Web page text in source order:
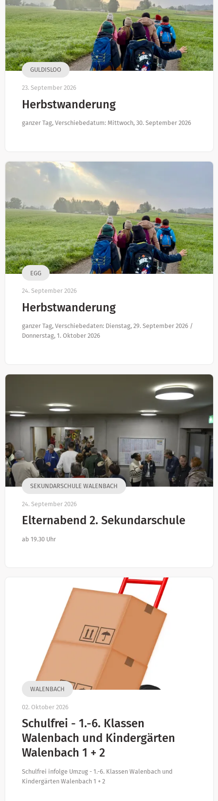
GULDISLOO
23. September 2026
Herbstwanderung
ganzer Tag, Verschiebedatum: Mittwoch, 30. September 2026
EGG
24. September 2026
Herbstwanderung
ganzer Tag, Verschiebedaten: Dienstag, 29. September 2026 /
Donnerstag, 1. Oktober 2026
SEKUNDARSCHULE WALENBACH
24. September 2026
Elternabend 2. Sekundarschule
ab 19.30 Uhr
WALENBACH
02. Oktober 2026
Schulfrei - 1.-6. Klassen
Walenbach und Kindergärten
Walenbach 1 + 2
Schulfrei infolge Umzug - 1.-6. Klassen Walenbach und
Kindergärten Walenbach 1 + 2